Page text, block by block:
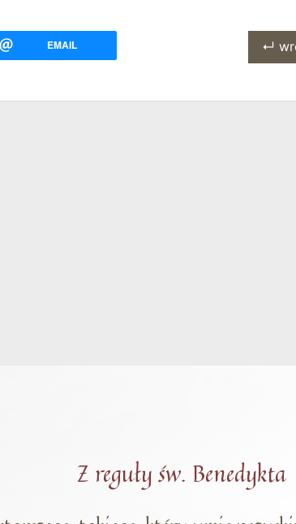
EMAIL ↵
Z reguły św. Benedykta